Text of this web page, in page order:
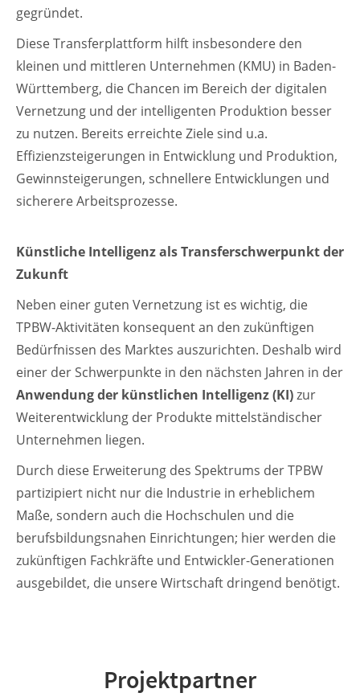
gegründet.
Diese Transferplattform hilft insbesondere den
kleinen und mittleren Unternehmen (KMU) in Baden-
Württemberg, die Chancen im Bereich der digitalen
Vernetzung und der intelligenten Produktion besser
zu nutzen. Bereits erreichte Ziele sind u.a.
Effizienzsteigerungen in Entwicklung und Produktion,
Gewinnsteigerungen, schnellere Entwicklungen und
sicherere Arbeitsprozesse.
Künstliche Intelligenz als Transferschwerpunkt der
Zukunft
Neben einer guten Vernetzung ist es wichtig, die
TPBW-Aktivitäten konsequent an den zukünftigen
Bedürfnissen des Marktes auszurichten. Deshalb wird
einer der Schwerpunkte in den nächsten Jahren in der
Anwendung der künstlichen Intelligenz(KI)zur
Weiterentwicklung der Produkte mittelständischer
Unternehmen liegen.
Durch diese Erweiterung des Spektrums der TPBW
partizipiert nicht nur die Industrie in erheblichem
Maße, sondern auch die Hochschulen und die
berufsbildungsnahen Einrichtungen; hier werden die
zukünftigen Fachkräfte und Entwickler-Generationen
ausgebildet, die unsere Wirtschaft dringend benötigt.
Projektpartner